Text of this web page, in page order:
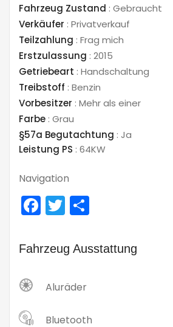
Fahrzeug Zustand : Gebraucht
Verkäufer : Privatverkauf
Teilzahlung : Frag mich
Erstzulassung : 2015
Getriebeart : Handschaltung
Treibstoff : Benzin
Vorbesitzer : Mehr als einer
Farbe : Grau
§57a Begutachtung : Ja
Leistung PS : 64KW
Navigation
Facebook
Twitter
Fahrzeug Ausstattung
Aluräder
Bluetooth